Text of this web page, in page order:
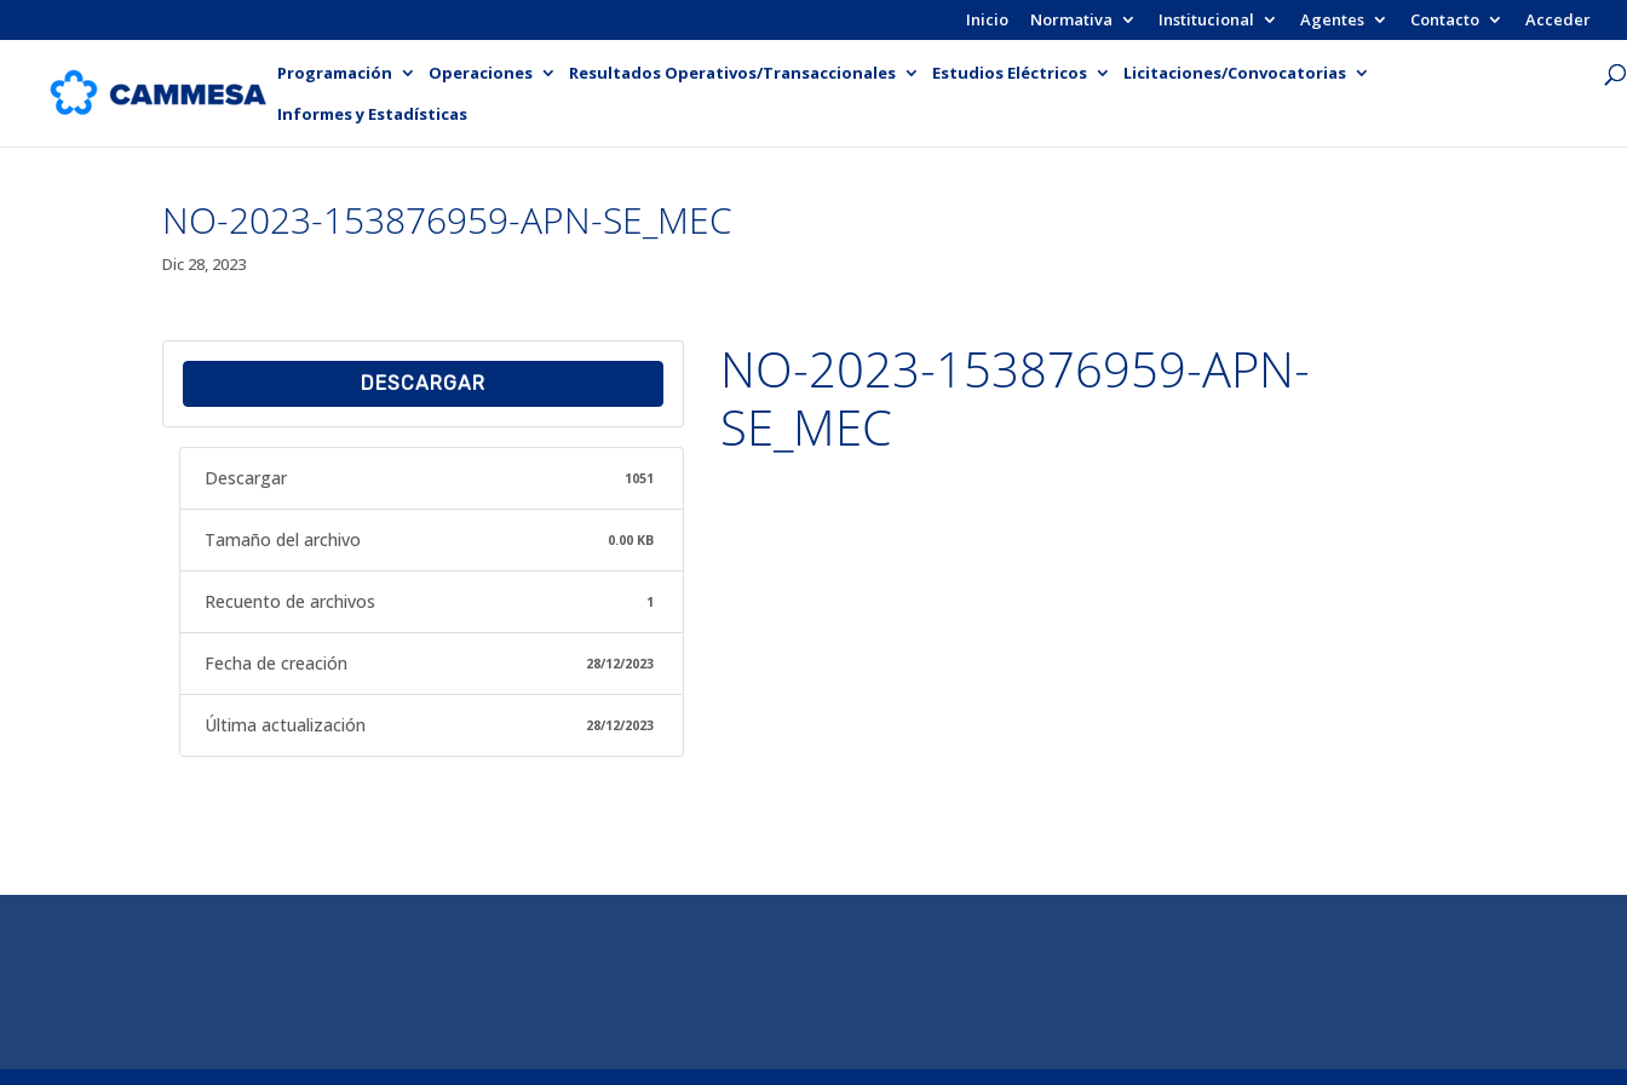
Inicio Normativa Institucional Agentes Contacto Acceder
Programación Operaciones Resultados Operativos/Transaccionales Estudios Eléctricos
Licitaciones/Convocatorias
Informes y Estadísticas
NO-2023-153876959-APN-SE_MEC
Dic 28, 2023
DESCARGAR
Descargar 1051
Tamaño del archivo 0.00 KB
Recuento de archivos 1
Fecha de creación 28/12/2023
Última actualización 28/12/2023
NO-2023-153876959-APN-
SE_MEC